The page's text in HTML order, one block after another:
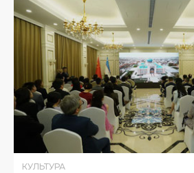
КУЛЬТУРА